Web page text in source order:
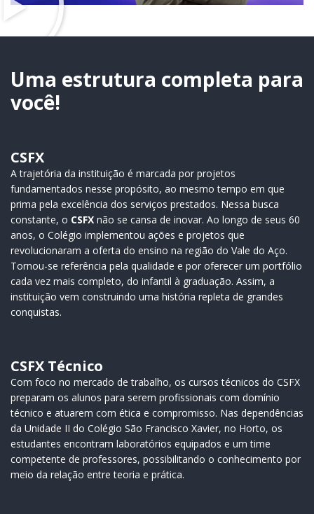
Uma estrutura completa para
você!
CSFX
A trajetória da instituição é marcada por projetos
fundamentados nesse propósito, ao mesmo tempo em que
prima pela excelência dos serviços prestados. Nessa busca
constante, o CSFX não se cansa de inovar. Ao longo de seus 60
anos, o Colégio implementou ações e projetos que
revolucionaram a oferta do ensino na região do Vale do Aço.
Tornou-se referência pela qualidade e por oferecer um portfólio
cada vez mais completo, do infantil à graduação. Assim, a
instituição vem construindo uma história repleta de grandes
conquistas.
CSFX Técnico
Com foco no mercado de trabalho, os cursos técnicos do CSFX
preparam os alunos para serem profissionais com domínio
técnico e atuarem com ética e compromisso. Nas dependências
da Unidade II do Colégio São Francisco Xavier, no Horto, os
estudantes encontram laboratórios equipados e um time
competente de professores, possibilitando o conhecimento por
meio da relação entre teoria e prática.